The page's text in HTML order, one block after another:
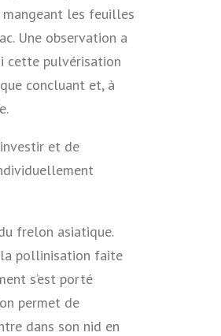
les feuilles
Une observation a
cette pulvérisation
concluant et, à
et de
frelon asiatique.
la pollinisation faite
s’est porté
permet de
dans son nid en